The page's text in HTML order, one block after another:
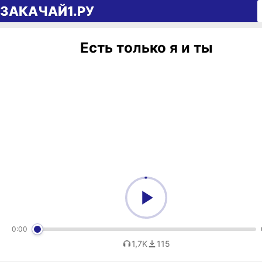
Перейти к содержимому
ЗАКАЧАЙ1.РУ
Есть только я и ты
0:00
1,7K 115